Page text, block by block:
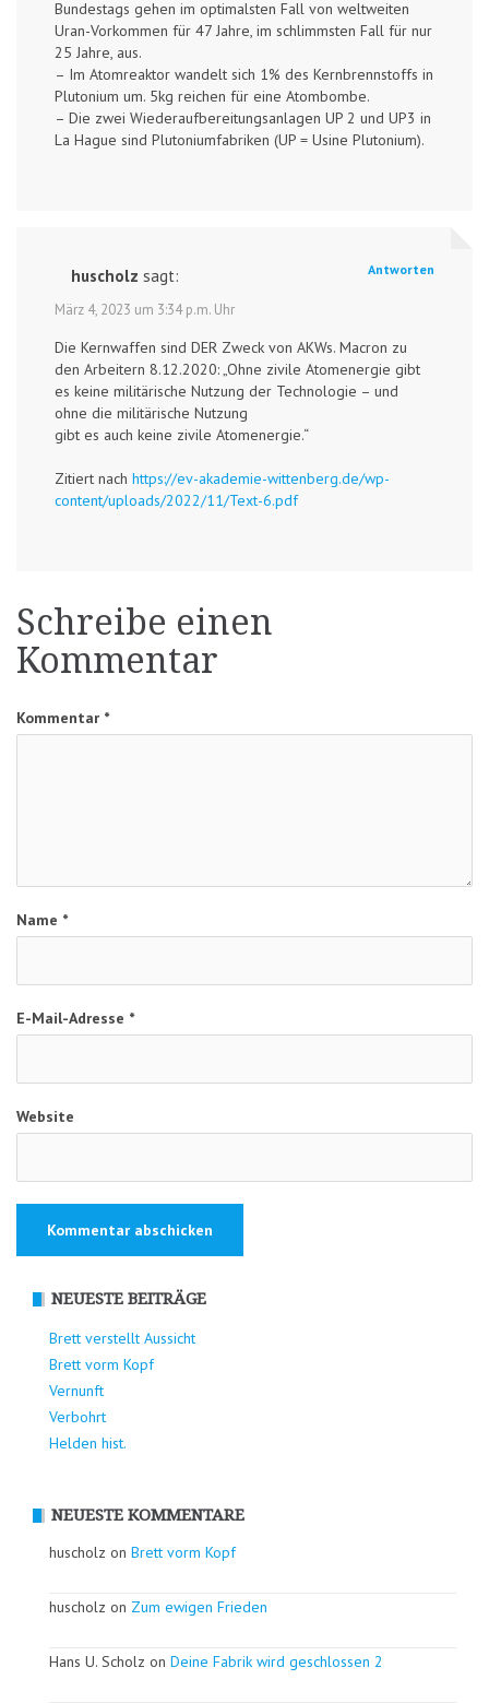
Bundestags gehen im optimalsten Fall von weltweiten
Uran-Vorkommen für 47 Jahre, im schlimmsten Fall für nur
25 Jahre, aus.
– Im Atomreaktor wandelt sich 1% des Kernbrennstoffs in
Plutonium um. 5kg reichen für eine Atombombe.
– Die zwei Wiederaufbereitungsanlagen UP 2 und UP3 in
La Hague sind Plutoniumfabriken (UP = Usine Plutonium).
huscholz sagt:
März 4, 2023 um 3:34 p.m. Uhr
Die Kernwaffen sind DER Zweck von AKWs. Macron zu
den Arbeitern 8.12.2020: „Ohne zivile Atomenergie gibt
es keine militärische Nutzung der Technologie – und
ohne die militärische Nutzung
gibt es auch keine zivile Atomenergie.“
Zitiert nach https://ev-akademie-wittenberg.de/wp-
content/uploads/2022/11/Text-6.pdf
Antworten
Schreibe einen
Kommentar
Kommentar *
Name *
E-Mail-Adresse *
Website
NEUESTE BEITRÄGE
Brett verstellt Aussicht
Brett vorm Kopf
Vernunft
Verbohrt
Helden hist.
NEUESTE KOMMENTARE
huscholz on Brett vorm Kopf
huscholz on Zum ewigen Frieden
Hans U. Scholz on Deine Fabrik wird geschlossen 2